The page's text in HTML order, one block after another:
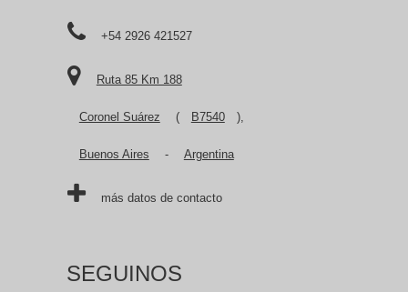
+54 2926 421527
Ruta 85 Km 188
Coronel Suárez ( B7540 ),
Buenos Aires - Argentina
más datos de contacto
SEGUINOS